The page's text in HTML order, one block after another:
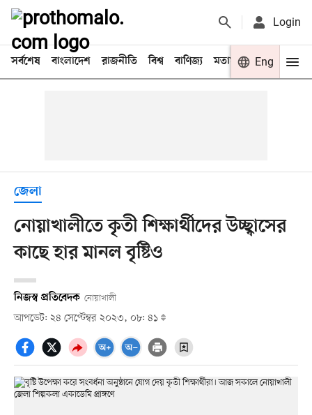
Login
সর্বশেষ বাংলাদেশ রাজনীতি বিশ্ব বাণিজ্য মতামত খেলা
Eng
জেলা
নোয়াখালীতে কৃতী শিক্ষার্থীদের উচ্ছ্বাসের
কাছে হার মানল বৃষ্টিও
নিজস্ব প্রতিবেদক নোয়াখালী
আপডেট: ২৪ সেপ্টেম্বর ২০২৩, ০৮: ৪১